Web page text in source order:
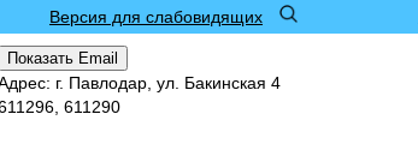
Версия для слабовидящих
Показать Email
г. Павлодар, ул. Бакинская 4
611290